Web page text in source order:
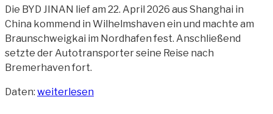
Die BYD JINAN lief am 22. April 2026 aus Shanghai in
China kommend in Wilhelmshaven ein und machte am
Braunschweigkai im Nordhafen fest. Anschließend
setzte der Autotransporter seine Reise nach
Bremerhaven fort.
Daten: „Autotransporter
weiterlesen